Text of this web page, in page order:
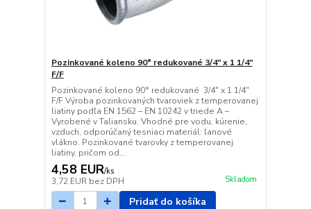
Pozinkované koleno 90° redukované 3/4" x 1 1/4"
F/F
Pozinkované koleno 90° redukované 3/4" x 1 1/4"
F/F Výroba pozinkovaných tvaroviek z temperovanej
liatiny podľa EN 1562 – EN 10242 v triede A –
Vyrobené v Taliansku. Vhodné pre vodu, kúrenie,
vzduch, odporúčaný tesniaci materiál: ľanové
vlákno. Pozinkované tvarovky z temperovanej
liatiny, pričom od...
4,58 EUR/ks
3,72 EUR bez DPH Skladom
Pridať do košíka